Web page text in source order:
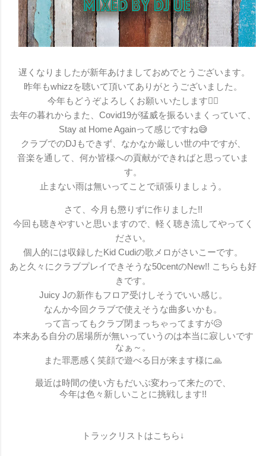
遅くなりましたが新年あけましておめでとうございます。
昨年もwhizzを聴いて頂いてありがとうございました。
今年もどうぞよろしくお願いいたします🙇‍♂️
去年の暮れからまた、Covid19が猛威を振るいまくっていて、
Stay at Home Againって感じですね😅
クラブでのDJもできず、なかなか厳しい世の中ですが、
音楽を通して、何か皆様への貢献ができればと思っていま
す。
止まない雨は無いってことで頑張りましょう。
さて、今月も懲りずに作りました!!
今回も聴きやすいと思いますので、軽く聴き流してやってく
ださい。
個人的には収録したKid Cudiの歌メロがさいこーです。
あと久々にクラブプレイできそうな50centのNew!! こちらも好
きです。
Juicy Jの新作もフロア受けしそうでいい感じ。
なんか今回クラブで使えそうな曲多いかも。
って言ってもクラブ閉まっちゃってますが😥
本来ある自分の居場所が無いっていうのは本当に寂しいです
なぁ～。
また罪悪感く笑顔で遊べる日が来ます様に🙏
最近は時間の使い方もだいぶ変わって来たので、
今年は色々新しいことに挑戦します!!
トラックリストはこちら↓